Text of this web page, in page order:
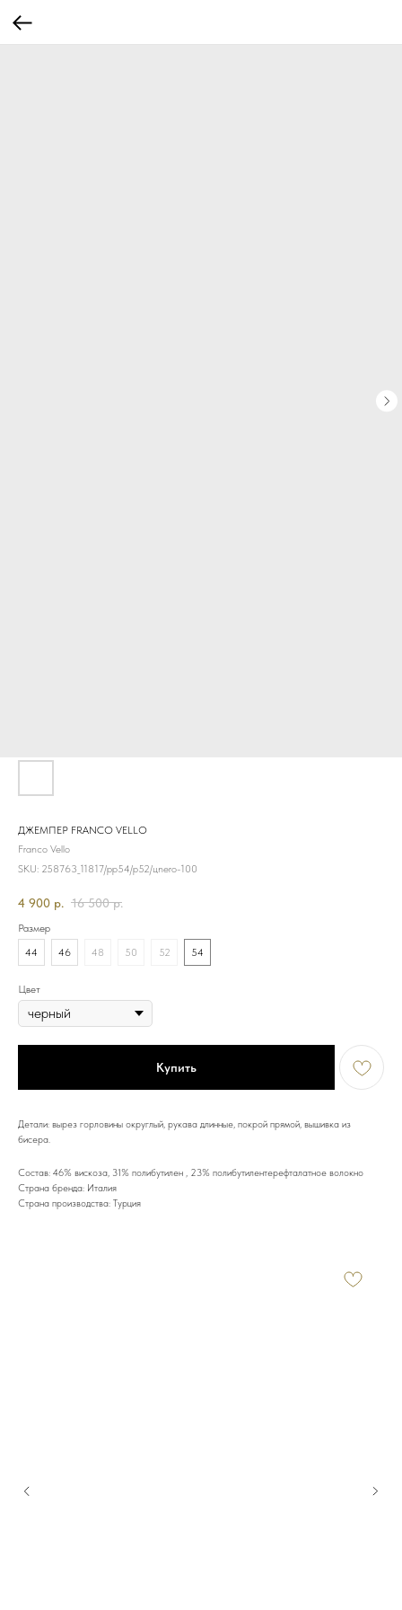
ДЖЕМПЕР FRANCO VELLO
Franco Vello
SKU: 258763_11817/рр54/р52/цnero-100
4 900 р. 16 500 р.
Размер
44
46 48 50 52 54
Цвет
Купить
Детали: вырез горловины округлый, рукава длинные, покрой прямой, вышивка из
бисера.
Состав: 46% вискоза, 31% полибутилен , 23% полибутилентерефталатное волокно
Страна бренда: Италия
Страна производства: Турция